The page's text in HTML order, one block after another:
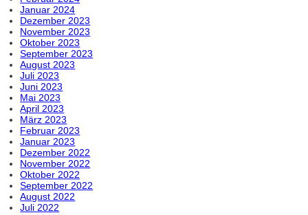
Januar 2024
Dezember 2023
November 2023
Oktober 2023
September 2023
August 2023
Juli 2023
Juni 2023
Mai 2023
April 2023
März 2023
Februar 2023
Januar 2023
Dezember 2022
November 2022
Oktober 2022
September 2022
August 2022
Juli 2022